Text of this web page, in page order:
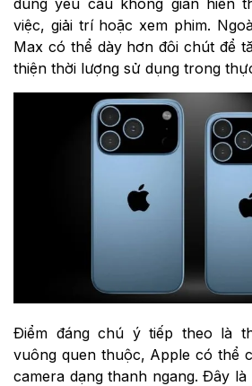
việc, giải trí hoặc xem phim.
Max có thể dày hơn đôi chút để
thiện thời lượng sử dụng trong
Điểm đáng chú ý tiếp theo là
vuông quen thuộc, Apple có thể
camera dạng thanh ngang. Đây